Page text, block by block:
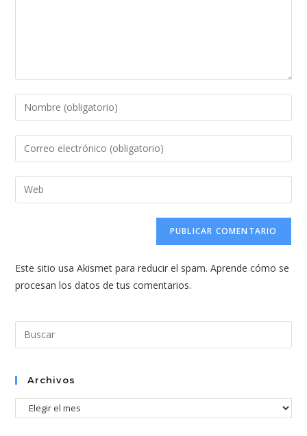
Introduce
tu
nombre
de
usuario
Introduce
tu
dirección
de
comentar
Introduce
la
web
(opcional)
Este sitio usa Akismet para reducir el spam.Aprende cómo se
procesan los datos de tus comentarios.
el
Archivos
Archivos